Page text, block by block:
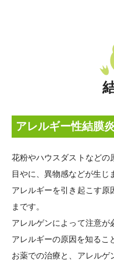
アレルギー性結膜炎
花粉やハウスダストなどの
目やに、異物感などが生じ
アレルギーを引き起こす原
まです。
アレルゲンによって注意が
アレルギーの原因を知るこ
お薬での治療と、アレルゲ